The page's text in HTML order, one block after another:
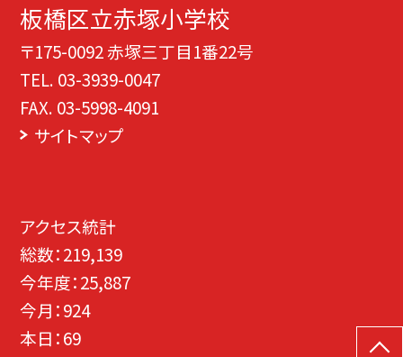
板橋区立赤塚小学校
〒175-0092 赤塚三丁目1番22号
TEL. 03-3939-0047
FAX. 03-5998-4091
サイトマップ
アクセス統計
総数：219,139
今年度：25,887
今月：924
本日：69